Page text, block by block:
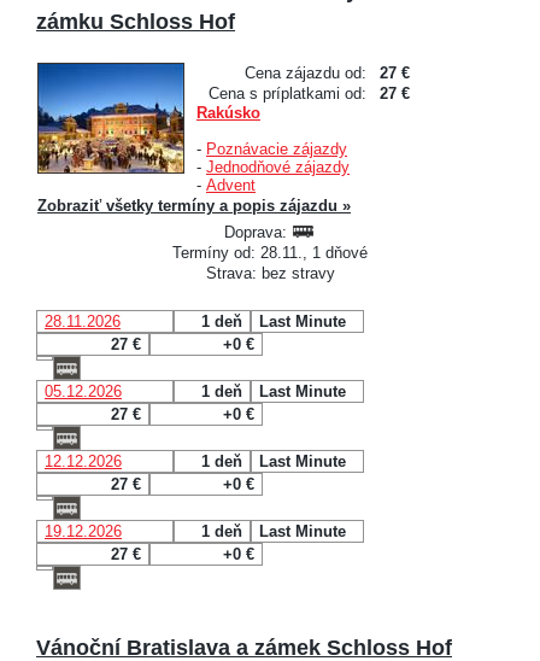
zámku Schloss Hof
Cena zájazdu od:
27 €
Cena s príplatkami od:
27 €
Rakúsko
- Poznávacie zájazdy
- Jednodňové zájazdy
- Advent
Zobraziť všetky termíny a popis zájazdu »
Doprava:
Termíny od: 28.11., 1 dňové
Strava: bez stravy
28.11.2026 1 deň
Last Minute
27 €
+0 €
05.12.2026 1 deň
Last Minute
27 €
+0 €
12.12.2026 1 deň
Last Minute
27 €
+0 €
19.12.2026 1 deň
Last Minute
27 €
+0 €
Vánoční Bratislava a zámek Schloss Hof